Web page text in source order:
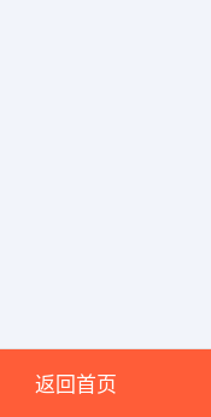
返回首页